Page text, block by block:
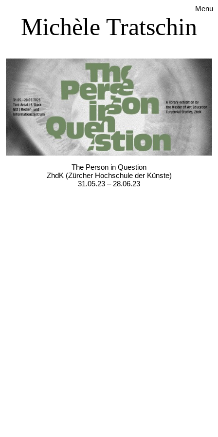
Menu
Michèle Tratschin
The Person in Question
ZhdK (Zürcher Hochschule der Künste)
31.05.23 – 28.06.23